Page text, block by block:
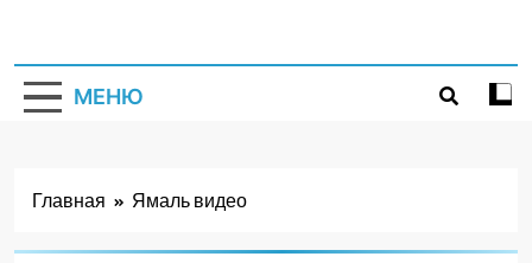
МЕНЮ
Главная Ямаль видео